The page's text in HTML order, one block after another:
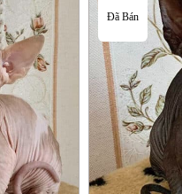
Đã Bán